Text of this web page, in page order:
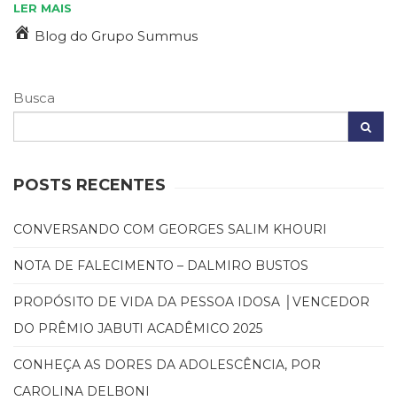
Especial
(47)
Fonoaudiologia
(54)
terapia
(93)
(57)
(66)
Literatura
(11)
Ficção,
Ensaios
LER MAIS
Blog do Grupo Summus
Busca
POSTS RECENTES
CONVERSANDO COM GEORGES SALIM KHOURI
NOTA DE FALECIMENTO – DALMIRO BUSTOS
PROPÓSITO DE VIDA DA PESSOA IDOSA │VENCEDOR
DO PRÊMIO JABUTI ACADÊMICO 2025
CONHEÇA AS DORES DA ADOLESCÊNCIA, POR
CAROLINA DELBONI